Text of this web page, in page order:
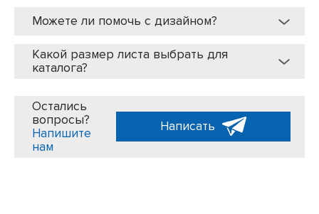
Можете ли помочь с дизайном?
Какой размер листа выбрать для
каталога?
Остались
вопросы?
Напишите
нам
Написать